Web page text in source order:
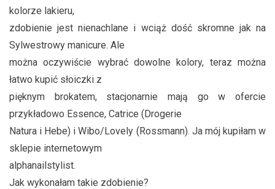
kolorze lakieru,
zdobienie jest nienachlane i wciąż dość skromne jak na
Sylwestrowy manicure. Ale
można oczywiście wybrać dowolne kolory, teraz można
łatwo kupić słoiczki z
pięknym brokatem, stacjonarnie mają go w ofercie
przykładowo Essence, Catrice (Drogerie
Natura i Hebe) i Wibo/Lovely (Rossmann). Ja mój kupiłam w
sklepie internetowym
alphanailstylist.
Jak wykonałam takie zdobienie?